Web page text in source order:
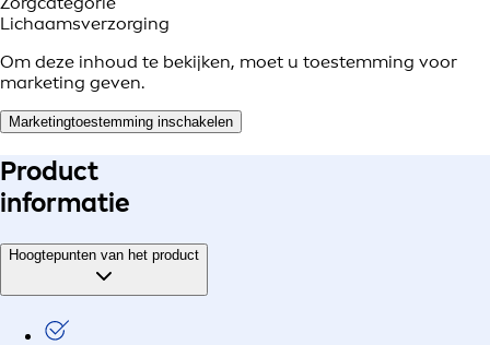
Lichaamsverzorging
Om deze inhoud te bekijken, moet u toestemming voor
marketing geven.
Marketingtoestemming inschakelen
Product
informatie
Hoogtepunten van het product